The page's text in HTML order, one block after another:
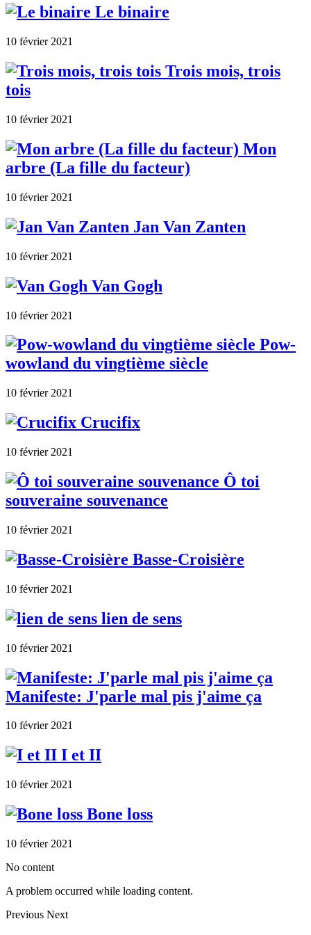
Le binaire
10 février 2021
Trois mois, trois
tois
10 février 2021
Mon
arbre (La fille du facteur)
10 février 2021
Jan Van Zanten
10 février 2021
Van Gogh
10 février 2021
Pow-
wowland du vingtième siècle
10 février 2021
Crucifix
10 février 2021
Ô toi
souveraine souvenance
10 février 2021
Basse-Croisière
10 février 2021
lien de sens
10 février 2021
Manifeste: J'parle mal pis j'aime ça
10 février 2021
I et II
10 février 2021
Bone loss
10 février 2021
No content
A problem occurred while loading content.
Previous Next